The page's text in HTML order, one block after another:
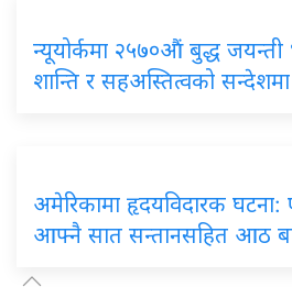
न्यूयोर्कमा २५७०औं बुद्ध
शान्ति र सहअस्तित्वको
अमेरिकामा हृदयविदारक घटना:
आफ्नै सात सन्तानसहित आठ